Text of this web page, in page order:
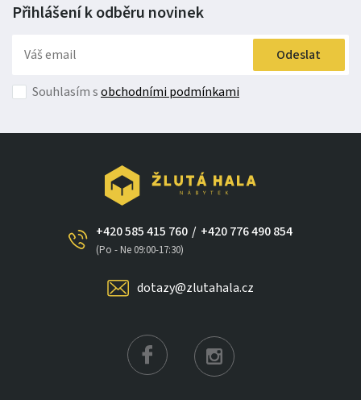
Přihlášení k odběru novinek
Odeslat
Souhlasím sobchodními podmínkami
+420 585 415 760
(Po - Ne 09:00-17:30)
/ +420 776 490 854
dotazy@zlutahala.cz